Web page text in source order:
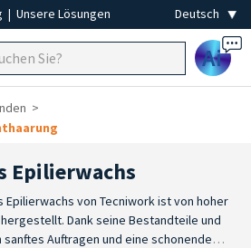
| Unsere Lösungen
Ai
Epilierwachs
von Tecniwork ist von hoher
Dank seine Bestandteile und
Auftragen und eine schonende